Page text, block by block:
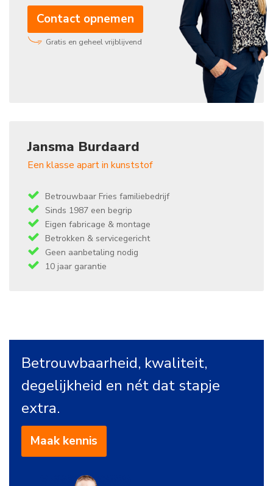
Contact opnemen
Gratis en geheel vrijblijvend
Jansma Burdaard
Een klasse apart in kunststof
Betrouwbaar Fries familiebedrijf
Sinds 1987 een begrip
Eigen fabricage & montage
Betrokken & servicegericht
Geen aanbetaling nodig
10 jaar garantie
Betrouwbaarheid, kwaliteit,
degelijkheid en nét dat stapje
extra.
Maak kennis